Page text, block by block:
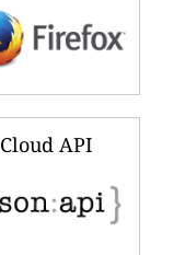
Cloud API